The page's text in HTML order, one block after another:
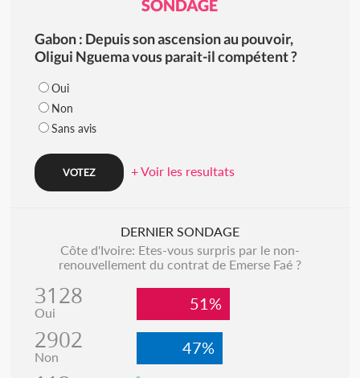
SONDAGE
Gabon : Depuis son ascension au pouvoir,
Oligui Nguema vous parait-il compétent ?
Oui
Non
Sans avis
+ Voir les resultats
DERNIER SONDAGE
Côte d'Ivoire: Etes-vous surpris par le non-
renouvellement du contrat de Emerse Faé ?
3128
Oui 51%
2902
Non 47%